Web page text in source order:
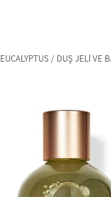
EUCALYPTUS / DUŞ JELI VE